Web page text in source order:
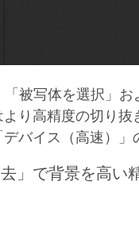
「被写体を選択」
より高精度の切り
バイス（高速）」
」で背景を高